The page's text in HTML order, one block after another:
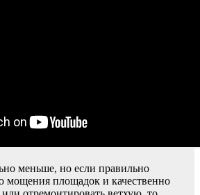
меньше, но если правильно
мощения площадок и качественно